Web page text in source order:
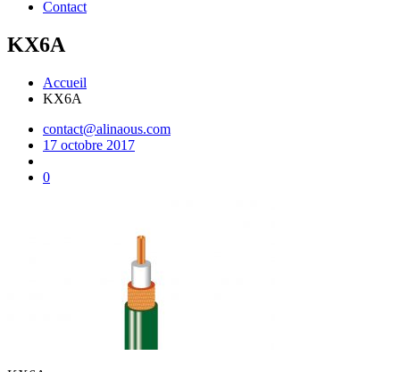
Contact
KX6A
Accueil
KX6A
contact@alinaous.com
17 octobre 2017
0